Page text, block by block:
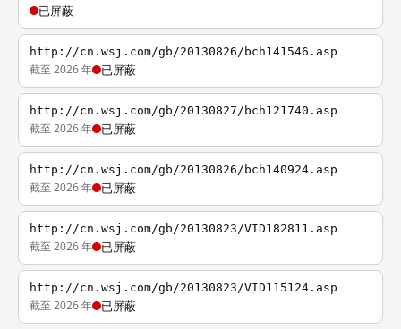
已屏蔽
http://cn.wsj.com/gb/20130826/bch141546.asp
截至 2026 年 已屏蔽
http://cn.wsj.com/gb/20130827/bch121740.asp
截至 2026 年 已屏蔽
http://cn.wsj.com/gb/20130826/bch140924.asp
截至 2026 年 已屏蔽
http://cn.wsj.com/gb/20130823/VID182811.asp
截至 2026 年 已屏蔽
http://cn.wsj.com/gb/20130823/VID115124.asp
截至 2026 年 已屏蔽